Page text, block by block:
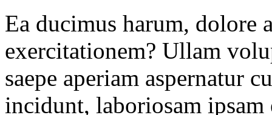
Ea ducimus harum, dolore
exercitationem? Ullam
saepe aperiam aspernatur
incidunt, laboriosam